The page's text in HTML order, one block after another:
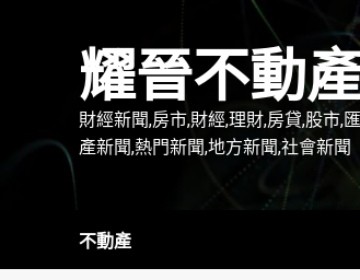
耀晉不動
財經新聞,房市,財經,理財,房貸,股市,
產新聞,熱門新聞,地方新聞,社會新聞
不動產